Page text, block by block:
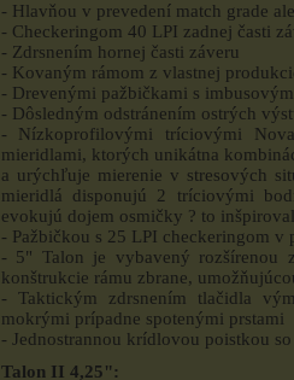
- Hlavňou v prevedení match grade
- Checkeringom 40 LPI zadnej časti
- Zdrsnením hornej časti záveru
- Kovaným rámom z vlastnej
- Drevenými pažbičkami s
- Dôsledným odstránením ostrých
- Nízkoprofilovými tríciovými
mieridlami, ktorých unikátna
a urýchľuje mierenie v stresových
mieridlá disponujú 2 tríciovými
evokujú dojem osmičky ? to
- Pažbičkou s 25 LPI checkeringom
- 5" Talon je vybavený rozšírenou
konštrukcie rámu zbrane,
- Taktickým zdrsnením tlačidla
mokrými prípadne spotenými prstami
- Jednostrannou krídlovou poistkou
Talon II 4,25":